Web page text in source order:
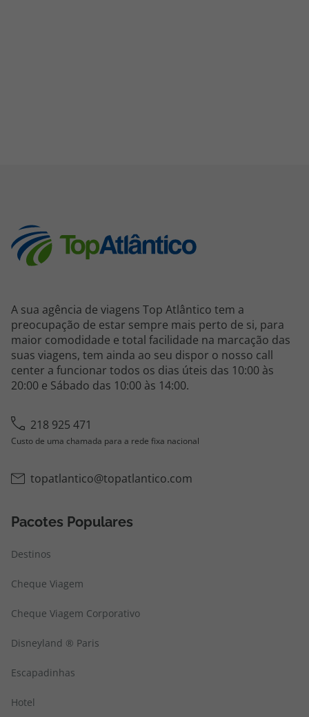
A sua agência de viagens Top Atlântico tem a
preocupação de estar sempre mais perto de si, para
maior comodidade e total facilidade na marcação das
suas viagens, tem ainda ao seu dispor o nosso call
center a funcionar todos os dias úteis das 10:00 às
20:00 e Sábado das 10:00 às 14:00.
218 925 471
Custo de uma chamada para a rede fixa nacional
topatlantico@topatlantico.com
Pacotes Populares
Destinos
Cheque Viagem
Cheque Viagem Corporativo
Disneyland ® Paris
Escapadinhas
Hotel